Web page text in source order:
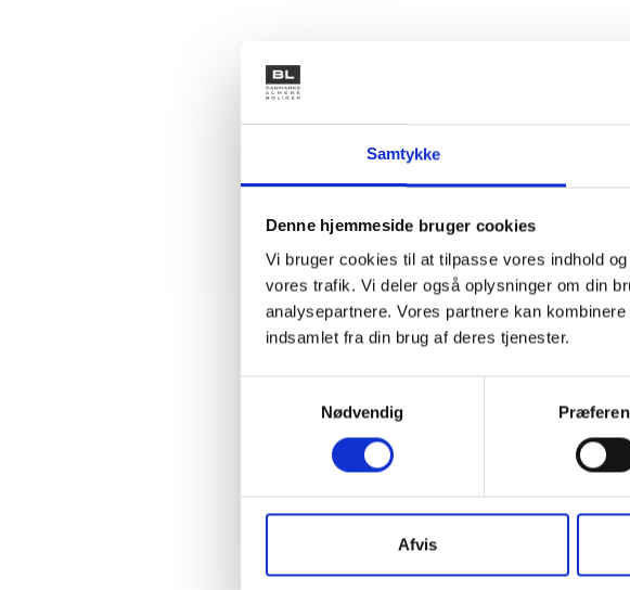
Samtykke
Denne hjemmeside bruger cookies
Vi bruger cookies til at tilpasse vores indhold
vores trafik. Vi deler også oplysninger om din
analysepartnere. Vores partnere kan
indsamlet fra din brug af deres tjenester.
Nødvendig
Afvis
Kontakt
Bent Madsen
Mail: bma@bl.dk